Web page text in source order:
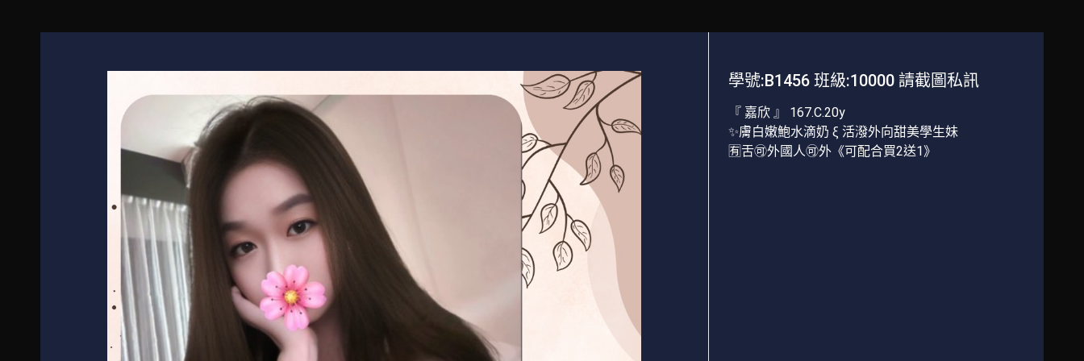
學號:B1456 班級:10000 請截圖私訊
『 嘉欣 』 167.C.20y
✨膚白嫩鮑水滴奶 ξ 活潑外向甜美學生妹
🈶舌🉑外國人🉑外《可配合買2送1》